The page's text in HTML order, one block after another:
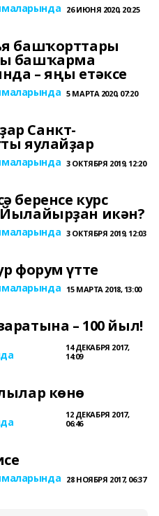
26 ИЮНЯ 2020, 20:25
башҡорттары
башҡарма
– яңы етәксе
5 МАРТА 2020, 07:20
Санкт-
яулайҙар
3 ОКТЯБРЯ 2019, 12:20
беренсе курс
икән?
3 ОКТЯБРЯ 2019, 12:03
форум үтте
15 МАРТА 2018, 13:00
– 100 йыл!
14 ДЕКАБРЯ 2017,
14:09
көнө
12 ДЕКАБРЯ 2017,
06:46
28 НОЯБРЯ 2017, 06:37